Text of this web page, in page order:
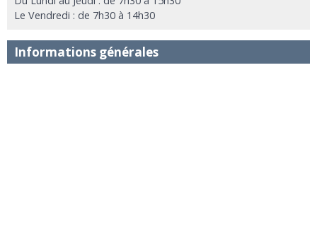
Le Vendredi : de 7h30 à 14h30
Informations générales